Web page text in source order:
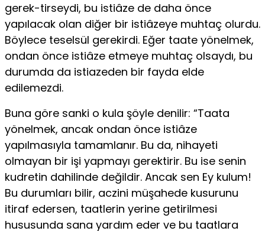
gerek-tirseydi, bu istiâze de daha önce
yapılacak olan diğer bir istiâzeye muhtaç olurdu.
Böylece teselsül gerekirdi. Eğer taate yönelmek,
ondan önce istiâze etmeye muhtaç olsaydı, bu
durumda da istiazeden bir fayda elde
edilemezdi.
Buna göre sanki o kula şöyle denilir: “Taata
yönelmek, ancak ondan önce istiâze
yapılmasıyla tamamlanır. Bu da, nihayeti
olmayan bir işi yapmayı gerektirir. Bu ise senin
kudretin dahilinde değildir. Ancak sen Ey kulum!
Bu durumları bilir, aczini müşahede kusurunu
itiraf edersen, taatlerin yerine getirilmesi
hususunda sana yardım eder ve bu taatlara